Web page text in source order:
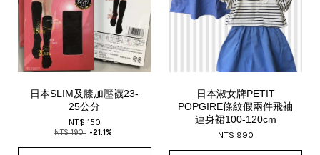
日本SLIM及膝加壓襪23-
25公分
NT$ 150
NT$ 190 -21.1%
日本淑女牌PETIT
POPGIRE條紋假兩件飛袖
連身裙100-120cm
NT$ 990